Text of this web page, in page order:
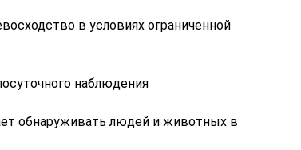
в условиях ограниченной
наблюдения
обнаруживать людей и животных в